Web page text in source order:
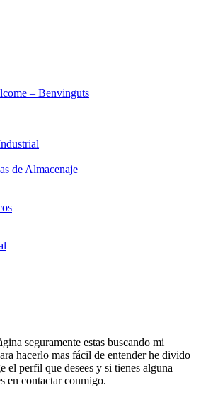
– Benvinguts
de Almacenaje
seguramente estas buscando mi
hacerlo mas fácil de entender he divido
el perfil que desees y si tienes alguna
en contactar conmigo.